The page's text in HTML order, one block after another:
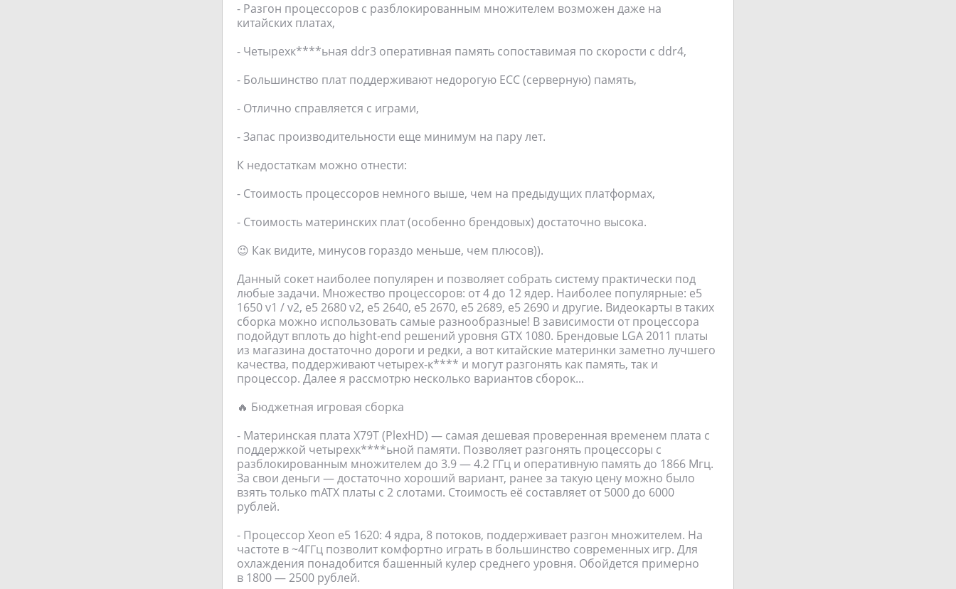
- Разгон процессоров с разблокированным множителем возможен даже на
китайских платах,
- Четырехк****ьная ddr3 оперативная память сопоставимая по скорости с ddr4,
- Большинство плат поддерживают недорогую ECC (серверную) память,
- Отлично справляется с играми,
- Запас производительности еще минимум на пару лет.
К недостаткам можно отнести:
- Стоимость процессоров немного выше, чем на предыдущих платформах,
- Стоимость материнских плат (особенно брендовых) достаточно высока.
😉 Как видите, минусов гораздо меньше, чем плюсов)).
Данный сокет наиболее популярен и позволяет собрать систему практически под
любые задачи. Множество процессоров: от 4 до 12 ядер. Наиболее популярные: e5
1650 v1 / v2, e5 2680 v2, e5 2640, e5 2670, e5 2689, e5 2690 и другие. Видеокарты в таких
сборка можно использовать самые разнообразные! В зависимости от процессора
подойдут вплоть до hight-end решений уровня GTX 1080. Брендовые LGA 2011 платы
из магазина достаточно дороги и редки, а вот китайские материнки заметно лучшего
качества, поддерживают четырех-к**** и могут разгонять как память, так и
процессор. Далее я рассмотрю несколько вариантов сборок...
🔥 Бюджетная игровая сборка
- Материнская плата X79T (PlexHD) — самая дешевая проверенная временем плата с
поддержкой четырехк****ьной памяти. Позволяет разгонять процессоры с
разблокированным множителем до 3.9 — 4.2 ГГц и оперативную память до 1866 Мгц.
За свои деньги — достаточно хороший вариант, ранее за такую цену можно было
взять только mATX платы с 2 слотами. Стоимость её составляет от 5000 до 6000
рублей.
- Процессор Xeon e5 1620: 4 ядра, 8 потоков, поддерживает разгон множителем. На
частоте в ~4ГГц позволит комфортно играть в большинство современных игр. Для
охлаждения понадобится башенный кулер среднего уровня. Обойдется примерно
в 1800 — 2500 рублей.